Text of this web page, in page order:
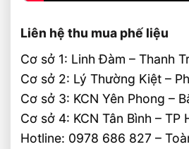
Liên hệ thu mua phế liệu
Cơ sở 1: Linh Đàm – Thanh
Cơ sở 2: Lý Thường Kiệt –
Cơ sở 3: KCN Yên Phong –
Cơ sở 4: KCN Tân Bình – TP
Hotline: 0978 686 827 –